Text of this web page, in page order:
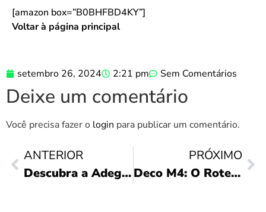
[amazon box=”B0BHFBD4KY”]
Voltar à página principal
setembro 26, 2024 2:21 pm Sem Comentários
Deixe um comentário
Você precisa fazer o login para publicar um comentário.
ANTERIOR
Descubra a Adega Eos 12: Elegância e Praticidade!
PRÓXIMO
Deco M4: O Roteador Mesh que Transforma seu Wi-Fi!